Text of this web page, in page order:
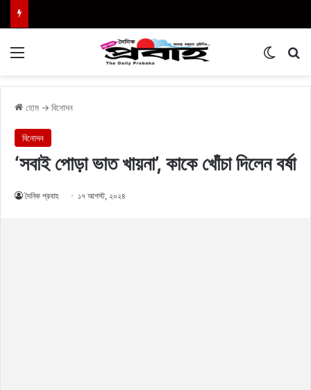
হোম → বিনোদন
বিনোদন
‘সবাই পোড়া ভাত খায়না’, কাকে খোঁচা দিলেন বর্ষা
দৈনিক প্রবাহ ১৭ আগস্ট, ২০২৪